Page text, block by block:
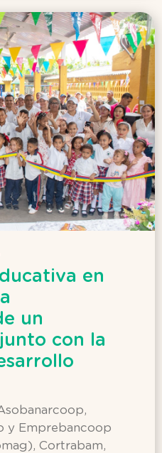
en
un
con la
y Emprebancoop
Cortrabam,